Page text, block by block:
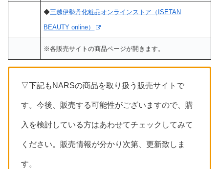
◆三越伊勢丹化粧品オンラインストア（ISETAN
BEAUTY online）
※各販売サイトの商品ページが開きます。
▽下記もNARSの商品を取り扱う販売サイトで
す。今後、販売する可能性がございますので、購
入を検討している方はあわせてチェックしてみて
ください。販売情報が分かり次第、更新致しま
す。